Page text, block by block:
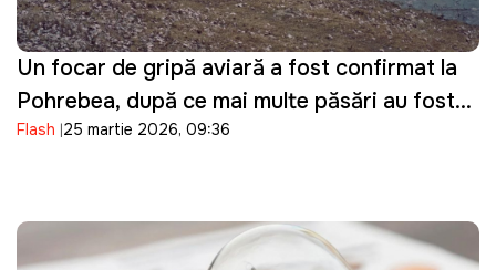
Un focar de gripă aviară a fost confirmat la
Pohrebea, după ce mai multe păsări au fost
descoperite moarte pe Nistru
Flash 25 martie 2026, 09:36